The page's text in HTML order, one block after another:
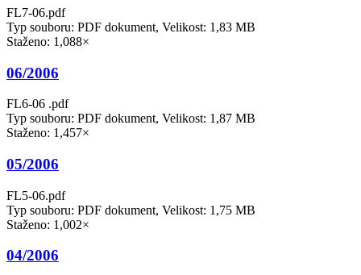
FL7-06.pdf
Typ souboru: PDF dokument, Velikost: 1,83 MB
Staženo: 1,088×
06/2006
FL6-06 .pdf
Typ souboru: PDF dokument, Velikost: 1,87 MB
Staženo: 1,457×
05/2006
FL5-06.pdf
Typ souboru: PDF dokument, Velikost: 1,75 MB
Staženo: 1,002×
04/2006